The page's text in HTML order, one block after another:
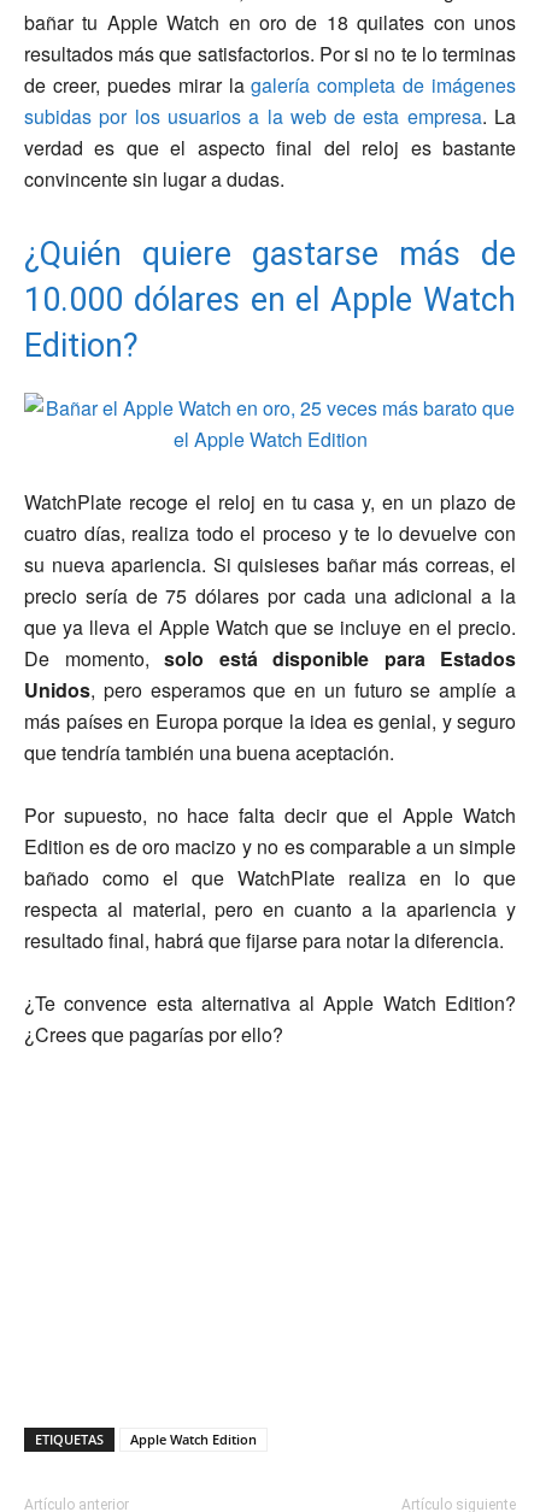
bañar tu Apple Watch en oro de 18 quilates con unos
resultados más que satisfactorios. Por si no te lo terminas
de creer, puedes mirar lagalería completa de imágenes
subidas por los usuarios a la web de esta empresa. La
verdad es que el aspecto final del reloj es bastante
convincente sin lugar a dudas.
¿Quién quiere gastarse más de
10.000 dólares en el Apple Watch
Edition?
WatchPlate recoge el reloj en tu casa y, en un plazo de
cuatro días, realiza todo el proceso y te lo devuelve con
su nueva apariencia. Si quisieses bañar más correas, el
precio sería de 75 dólares por cada una adicional a la
que ya lleva el Apple Watch que se incluye en el precio.
De momento, solo está disponible para Estados
Unidos, pero esperamos que en un futuro se amplíe a
más países en Europa porque la idea es genial, y seguro
que tendría también una buena aceptación.
Por supuesto, no hace falta decir que el Apple Watch
Edition es de oro macizo y no es comparable a un simple
bañado como el que WatchPlate realiza en lo que
respecta al material, pero en cuanto a la apariencia y
resultado final, habrá que fijarse para notar la diferencia.
¿Te convence esta alternativa al Apple Watch Edition?
¿Crees que pagarías por ello?
ETIQUETAS Apple Watch Edition
Artículo anterior Artículo siguiente